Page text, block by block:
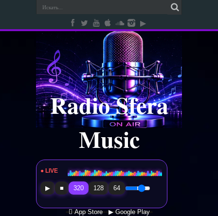
Radio Sfera
Music
● LIVE Radio Sfera Music
▶ ■ 320 128 64
 App Store ▶ Google Play